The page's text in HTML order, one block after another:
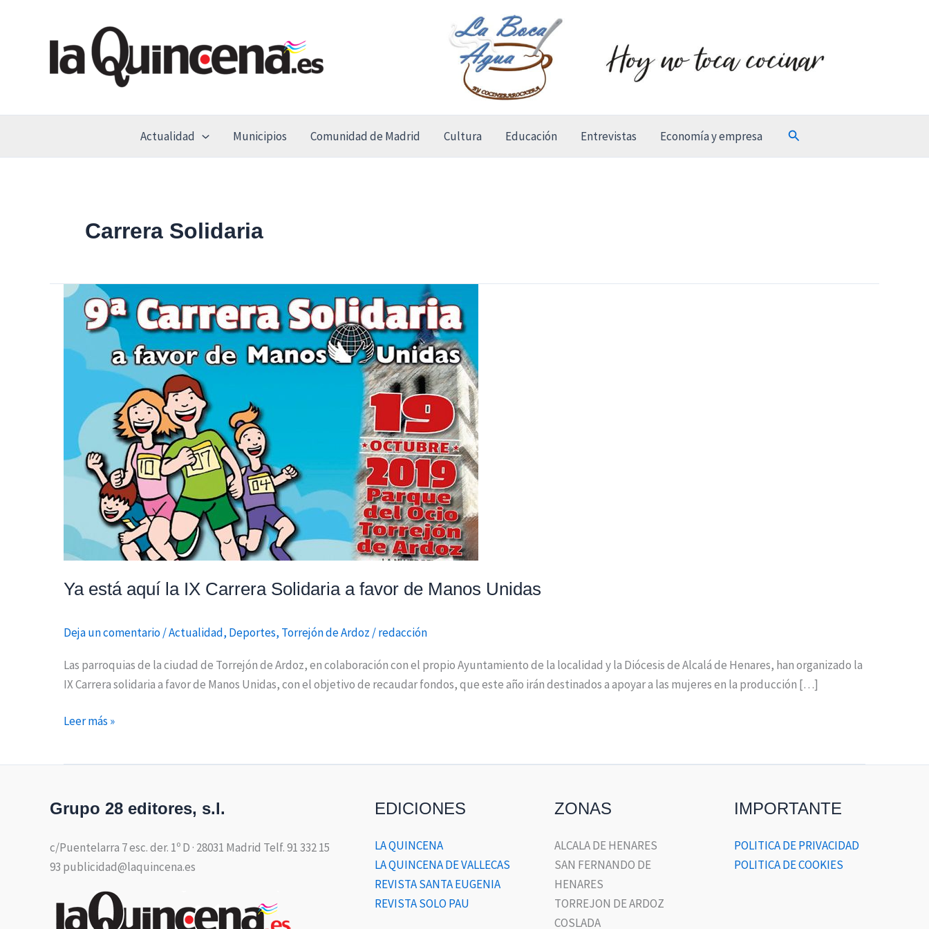
Actualidad Municipios Comunidad de Madrid Cultura Educación Entrevistas Economía y empresa Buscar
Carrera Solidaria
Ya está aquí la IX Carrera Solidaria a favor de Manos Unidas
Deja un comentario/Actualidad, Deportes, Torrejón de Ardoz /redacción
Las parroquias de la ciudad de Torrejón de Ardoz, en colaboración con el propio Ayuntamiento de la localidad y la Diócesis de Alcalá de Henares, han organizado la
IX Carrera solidaria a favor de Manos Unidas, con el objetivo de recaudar fondos, que este año irán destinados a apoyar a las mujeres en la producción […]
Ya
está
aquí
la
Solidaria
favor
Leer más »
Grupo 28 editores, s.l.
c/Puentelarra 7 esc. der. 1º D · 28031 Madrid Telf. 91 332 15
93 publicidad@laquincena.es
EDICIONES
LA QUINCENA
LA QUINCENA DE VALLECAS
REVISTA SANTA EUGENIA
REVISTA SOLO PAU
ZONAS
ALCALA DE HENARES
SAN FERNANDO DE
HENARES
TORREJON DE ARDOZ
COSLADA
IMPORTANTE
POLITICA DE PRIVACIDAD
POLITICA DE COOKIES